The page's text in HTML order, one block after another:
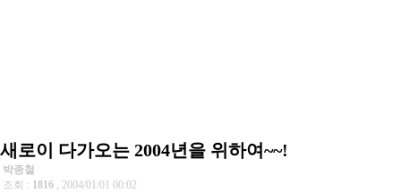
새로이 다가오는 2004년을 위하여~~!
박종철
조회 : 1816 , 2004/01/01 00:02